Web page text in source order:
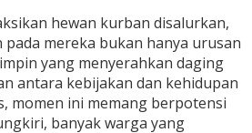
hewan kurban disalurkan,
mereka bukan hanya urusan
yang menyerahkan daging
antara kebijakan dan kehidupan
momen ini memang berpotensi
banyak warga yang